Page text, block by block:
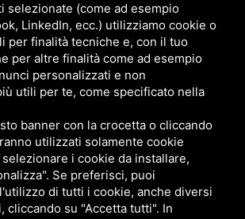
- P. IVA 00624811204 - Codice fiscale 03472740376
selezionate (come ad esempio
LinkedIn, ecc.) utilizziamo cookie o
per finalità tecniche e, con il tuo
per altre finalità come ad esempio
personalizzati e non
utili per te, come specificato nella
banner con la crocetta o cliccando
utilizzati solamente cookie
i cookie da installare,
Se preferisci, puoi
di tutti i cookie, anche diversi
cliccando su "Accetta tutti". In